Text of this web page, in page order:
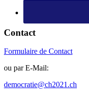
Contact
Formulaire de Contact
ou par E-Mail:
democratie@ch2021.ch